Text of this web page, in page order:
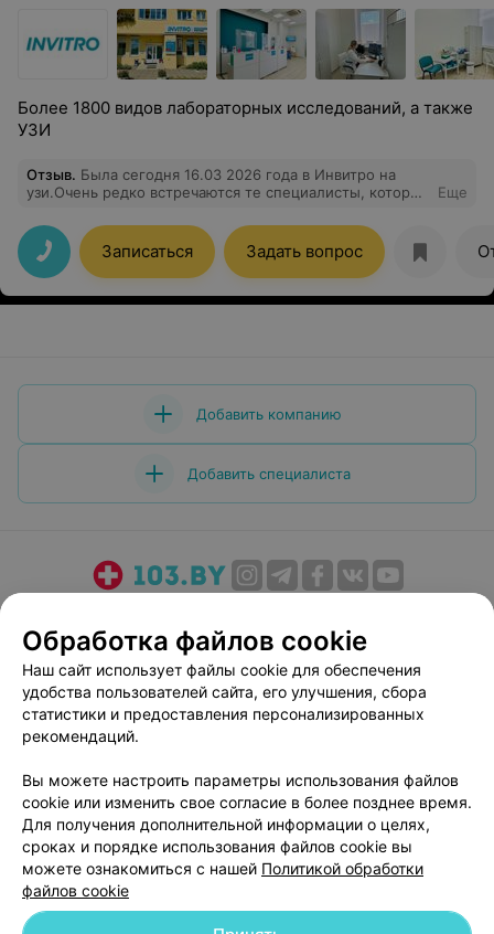
Более 1800 видов лабораторных исследований, а также
УЗИ
Отзыв. Была сегодня 16.03 2026 года в Инвитро на
узи.Очень редко встречаются те специалисты, которые
отзывчивая девушка.Спасибо что работаете в нужном
месте.
Еще
Записаться Задать вопрос
Добавить компанию
Добавить специалиста
Медицинский маркетинг
Публичный договор
Пользовательское соглашение
Способы оплаты
Вакансии
Партнеры
Персональные настройки cookie
Обработка персональных данных
Обработка файлов cookie
Наш сайт использует файлы cookie для обеспечения
удобства пользователей сайта, его улучшения, сбора
статистики и предоставления персонализированных
рекомендаций.
Вы можете настроить параметры использования файлов
cookie или изменить свое согласие в более позднее время.
Для получения дополнительной информации о целях,
сроках и порядке использования файлов cookie вы
можете ознакомиться с нашей Политикой обработки
файлов cookie